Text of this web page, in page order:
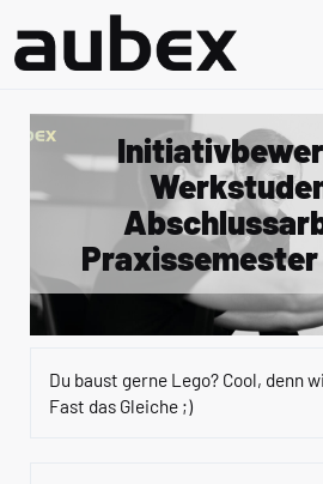
Du baust gerne Lego? Cool, denn
Fast das Gleiche ;)